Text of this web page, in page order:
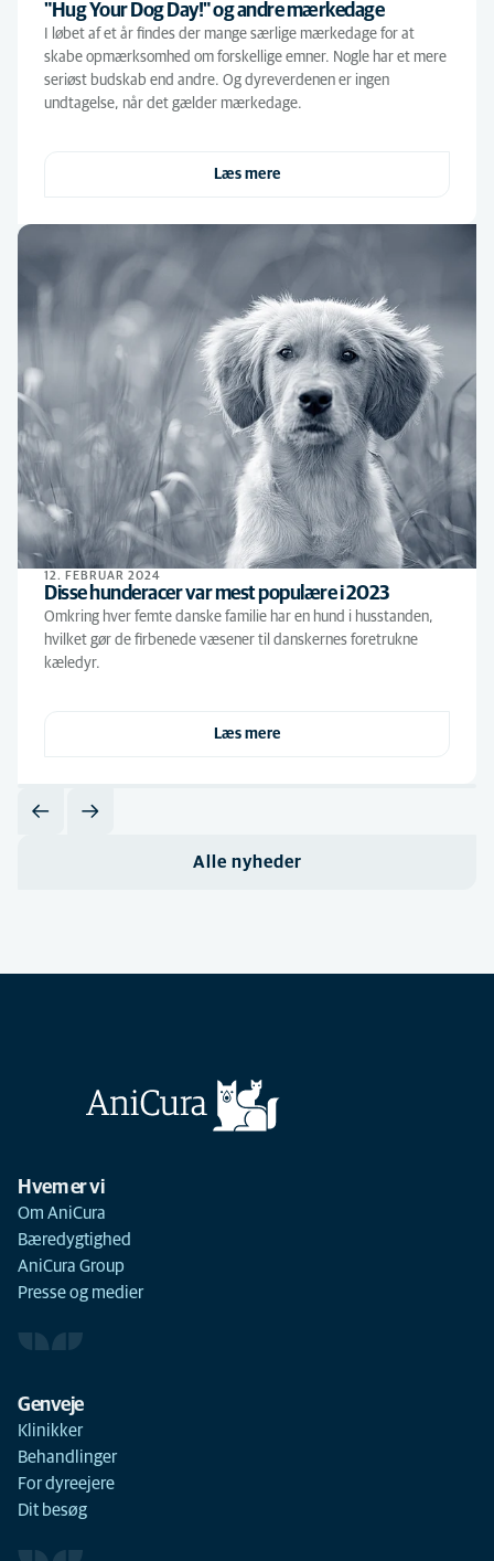
"Hug Your Dog Day!" og andre mærkedage
I løbet af et år findes der mange særlige mærkedage for at
skabe opmærksomhed om forskellige emner. Nogle har et mere
seriøst budskab end andre. Og dyreverdenen er ingen
undtagelse, når det gælder mærkedage.
Læs mere
12. FEBRUAR 2024
Disse hunderacer var mest populære i 2023
Omkring hver femte danske familie har en hund i husstanden,
hvilket gør de firbenede væsener til danskernes foretrukne
kæledyr.
Læs mere
Alle nyheder
Hvem er vi
Om AniCura
Bæredygtighed
AniCura Group
Presse og medier
Genveje
Klinikker
Behandlinger
For dyreejere
Dit besøg